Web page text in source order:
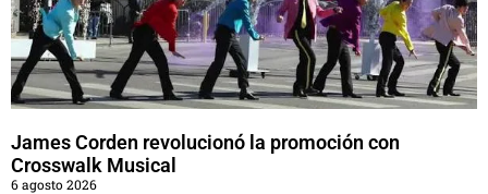
James Corden revolucionó la promoción con
Crosswalk Musical
6 agosto 2026